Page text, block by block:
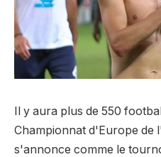
Il y aura plus de 550
Championnat d'Europe de
s'annonce comme le